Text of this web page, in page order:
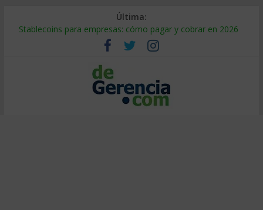
Última:
Stablecoins para empresas: cómo pagar y cobrar en 2026
Despido silencioso: qué es y por qué sale tan caro
IA en selección de personal: cómo auditarla a tiempo
Trabajo forzoso en la cadena de suministro: qué hacer
Mercado hispano de EE. UU.: cómo segmentarlo y venderle